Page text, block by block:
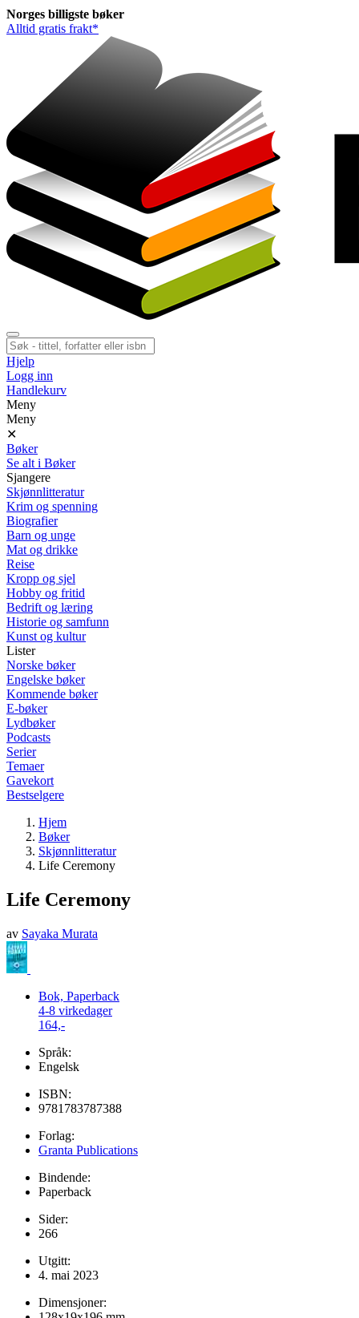
Norges billigste bøker
Alltid gratis frakt*
Hjelp
Logg inn
Handlekurv
Meny
Meny
✕
Bøker
Se alt i Bøker
Sjangere
Skjønnlitteratur
Krim og spenning
Biografier
Barn og unge
Mat og drikke
Reise
Kropp og sjel
Hobby og fritid
Bedrift og læring
Historie og samfunn
Kunst og kultur
Lister
Norske bøker
Engelske bøker
Kommende bøker
E-bøker
Lydbøker
Podcasts
Serier
Temaer
Gavekort
Bestselgere
Hjem
Bøker
Skjønnlitteratur
Life Ceremony
Life Ceremony
av Sayaka Murata
Bok, Paperback
4-8 virkedager
164,-
Språk:
Engelsk
ISBN:
9781783787388
Forlag:
Granta Publications
Bindende:
Paperback
Sider:
266
Utgitt:
4. mai 2023
Dimensjoner: